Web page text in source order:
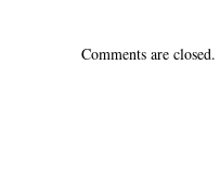
Comments are closed.